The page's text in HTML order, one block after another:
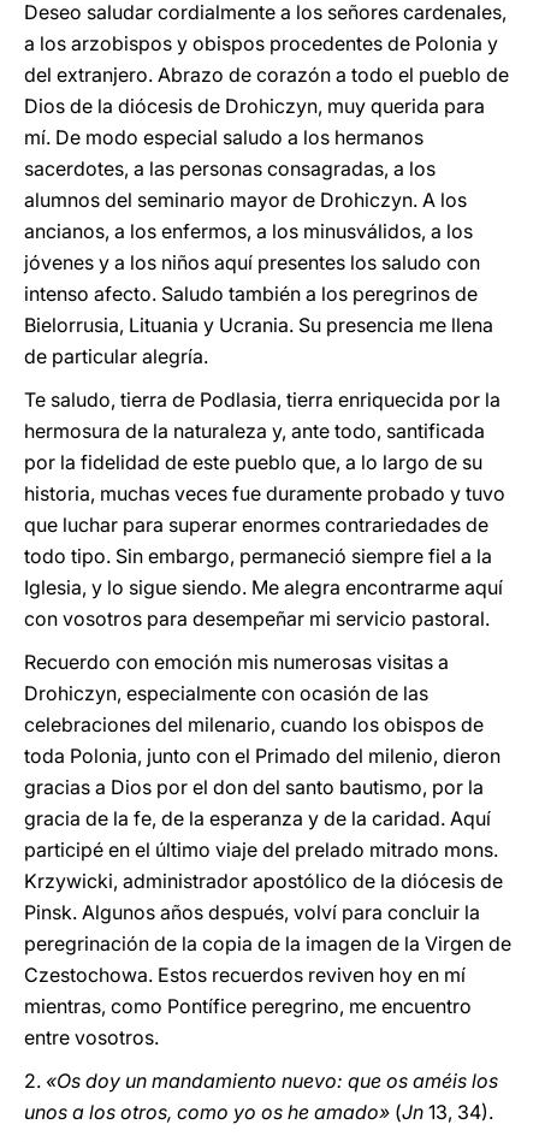
Deseo saludar cordialmente a los señores cardenales,
a los arzobispos y obispos procedentes de Polonia y
del extranjero. Abrazo de corazón a todo el pueblo de
Dios de la diócesis de Drohiczyn, muy querida para
mí. De modo especial saludo a los hermanos
sacerdotes, a las personas consagradas, a los
alumnos del seminario mayor de Drohiczyn. A los
ancianos, a los enfermos, a los minusválidos, a los
jóvenes y a los niños aquí presentes los saludo con
intenso afecto. Saludo también a los peregrinos de
Bielorrusia, Lituania y Ucrania. Su presencia me llena
de particular alegría.
Te saludo, tierra de Podlasia, tierra enriquecida por la
hermosura de la naturaleza y, ante todo, santificada
por la fidelidad de este pueblo que, a lo largo de su
historia, muchas veces fue duramente probado y tuvo
que luchar para superar enormes contrariedades de
todo tipo. Sin embargo, permaneció siempre fiel a la
Iglesia, y lo sigue siendo. Me alegra encontrarme aquí
con vosotros para desempeñar mi servicio pastoral.
Recuerdo con emoción mis numerosas visitas a
Drohiczyn, especialmente con ocasión de las
celebraciones del milenario, cuando los obispos de
toda Polonia, junto con el Primado del milenio, dieron
gracias a Dios por el don del santo bautismo, por la
gracia de la fe, de la esperanza y de la caridad. Aquí
participé en el último viaje del prelado mitrado mons.
Krzywicki, administrador apostólico de la diócesis de
Pinsk. Algunos años después, volví para concluir la
peregrinación de la copia de la imagen de la Virgen de
Czestochowa. Estos recuerdos reviven hoy en mí
mientras, como Pontífice peregrino, me encuentro
entre vosotros.
2. «Os doy un mandamiento nuevo: que os améis los
unos a los otros, como yo os he amado» (Jn 13, 34).